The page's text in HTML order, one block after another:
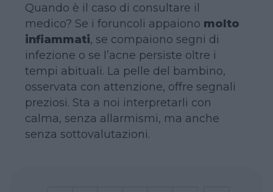
Quando è il caso di consultare il
medico? Se i foruncoli appaiono molto
infiammati, se compaiono segni di
infezione o se l’acne persiste oltre i
tempi abituali. La pelle del bambino,
osservata con attenzione, offre segnali
preziosi. Sta a noi interpretarli con
calma, senza allarmismi, ma anche
senza sottovalutazioni.